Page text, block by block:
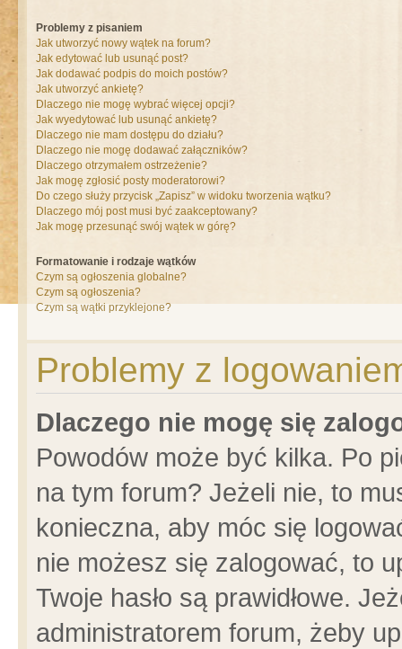
Problemy z pisaniem
Jak utworzyć nowy wątek na forum?
Jak edytować lub usunąć post?
Jak dodawać podpis do moich postów?
Jak utworzyć ankietę?
Dlaczego nie mogę wybrać więcej opcji?
Jak wyedytować lub usunąć ankietę?
Dlaczego nie mam dostępu do działu?
Dlaczego nie mogę dodawać załączników?
Dlaczego otrzymałem ostrzeżenie?
Jak mogę zgłosić posty moderatorowi?
Do czego służy przycisk „Zapisz” w widoku tworzenia wątku?
Dlaczego mój post musi być zaakceptowany?
Jak mogę przesunąć swój wątek w górę?
Formatowanie i rodzaje wątków
Czym są ogłoszenia globalne?
Czym są ogłoszenia?
Czym są wątki przyklejone?
Problemy z
Dlaczego nie mogę się
Powodów może być kilka. Po
na tym forum? Jeżeli nie, to
konieczna, aby móc się
nie możesz się zalogować, to
Twoje hasło są prawidłowe.
administratorem forum, żeby